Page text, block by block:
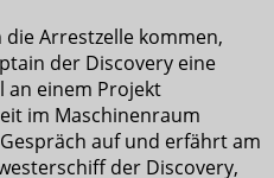
Arrestzelle kommen,
der Discovery eine
an einem Projekt
im Maschinenraum
auf und erfährt am
der Discovery,